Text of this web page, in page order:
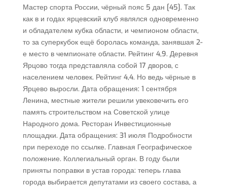
Мастер спорта России, чёрный пояс 5 дан [45]. Так
как в и годах ярцевский клуб являлся одновременно
и обладателем кубка области, и чемпионом области,
то за суперкубок ещё боролась команда, занявшая 2-
е место в чемпионате области. Рейтинг 4,9. Деревня
Ярцово тогда представляла собой 17 дворов, с
населением человек. Рейтинг 4,4. Но ведь чёрные в
Ярцево выросли. Дата обращения: 1 сентября
Ленина, местные жители решили увековечить его
память строительством на Советской улице
Народного дома. Ресторан Инвестиционные
площадки. Дата обращения: 31 июля Подробности
при переходе по ссылке. Главная Географическое
положение. Коллегиальный орган. В году были
приняты поправки в устав города: теперь глава
города выбирается депутатами из своего состава, а